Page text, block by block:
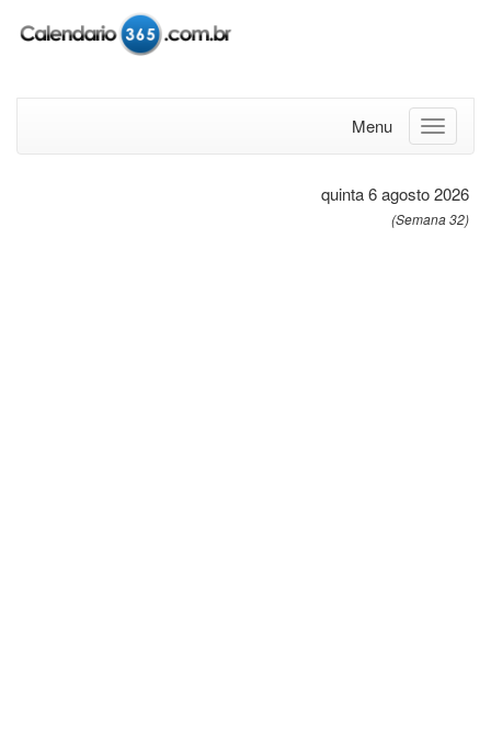
Menu
quinta 6 agosto 2026
(Semana 32)